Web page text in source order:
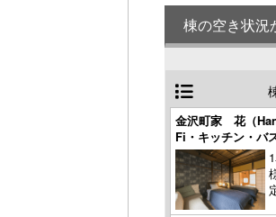
棟の空き状況
金沢町家 花（
Fi・キッチン・バ